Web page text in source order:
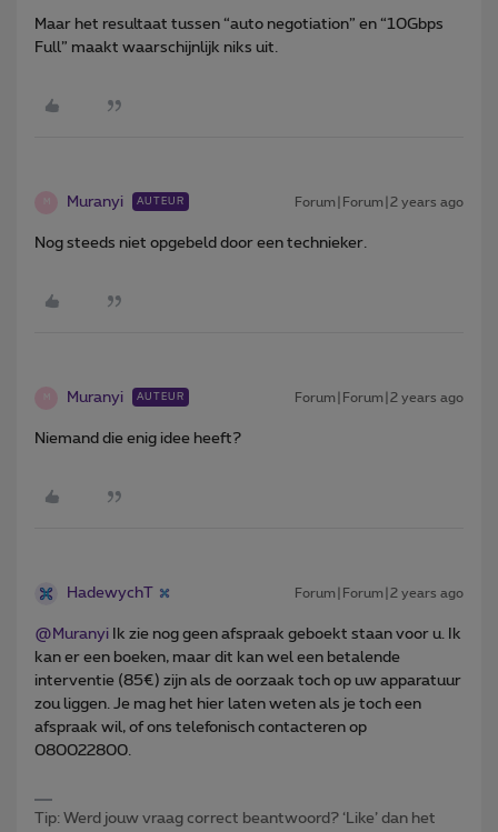
Maar het resultaat tussen “auto negotiation” en “10Gbps
Full” maakt waarschijnlijk niks uit.
Muranyi AUTEUR Forum|Forum|2 years ago
Nog steeds niet opgebeld door een technieker.
Muranyi AUTEUR Forum|Forum|2 years ago
Niemand die enig idee heeft?
HadewychT Forum|Forum|2 years ago
@Muranyi Ik zie nog geen afspraak geboekt staan voor u. Ik
kan er een boeken, maar dit kan wel een betalende
interventie (85€) zijn als de oorzaak toch op uw apparatuur
zou liggen. Je mag het hier laten weten als je toch een
afspraak wil, of ons telefonisch contacteren op
080022800.
Tip: Werd jouw vraag correct beantwoord? ‘Like’ dan het